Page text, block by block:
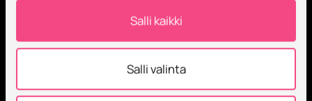
Salli kaikki
Salli valinta
Savonia on kansainvälinen työelämäläheinen
korkeakoulu, joka kouluttaa, tutkii, kehittää ja
innovoi.
Työntekijöitä + 600